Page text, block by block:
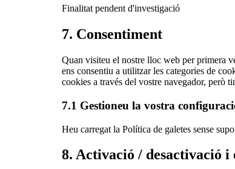
Finalitat pendent d'investigació
7. Consentiment
Quan visiteu el nostre lloc web per primera
ens consentiu a utilitzar les categories de
cookies a través del vostre navegador, però
7.1 Gestioneu la vostra
Heu carregat la Política de galetes sense
8. Activació / desactivació i